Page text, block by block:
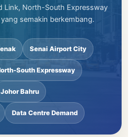
Link, North-South Expressway
semakin berkembang.
Senai Airport City
South Expressway
Johor Bahru
Data Centre Demand